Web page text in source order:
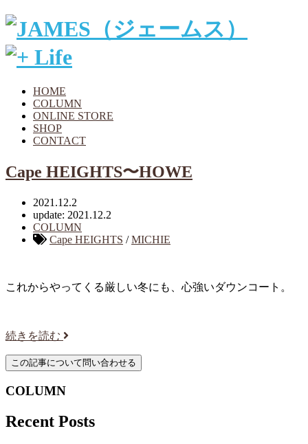
HOME
COLUMN
ONLINE STORE
SHOP
CONTACT
Cape HEIGHTS〜HOWE
2021.12.2
update: 2021.12.2
COLUMN
Cape HEIGHTS /MICHIE
これからやってくる厳しい冬にも、心強いダウンコート。
続きを読む
COLUMN
Recent Posts